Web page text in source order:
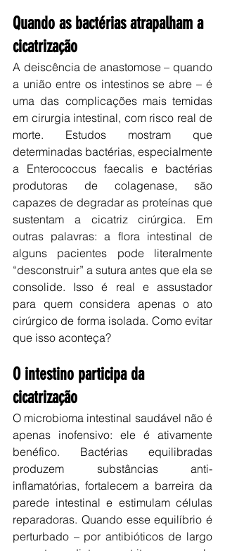
Quando as bactérias atrapalham a
cicatrização
A deiscência de anastomose – quando
a união entre os intestinos se abre – é
uma das complicações mais temidas
em cirurgia intestinal, com risco real de
morte. Estudos mostram que
determinadas bactérias, especialmente
a Enterococcus faecalis e bactérias
produtoras de colagenase, são
capazes de degradar as proteínas que
sustentam a cicatriz cirúrgica. Em
outras palavras: a flora intestinal de
alguns pacientes pode literalmente
“desconstruir” a sutura antes que ela se
consolide. Isso é real e assustador
para quem considera apenas o ato
cirúrgico de forma isolada. Como evitar
que isso aconteça?
O intestino participa da
cicatrização
O microbioma intestinal saudável não é
apenas inofensivo: ele é ativamente
benéfico. Bactérias equilibradas
produzem substâncias anti-
inflamatórias, fortalecem a barreira da
parede intestinal e estimulam células
reparadoras. Quando esse equilíbrio é
perturbado – por antibióticos de largo